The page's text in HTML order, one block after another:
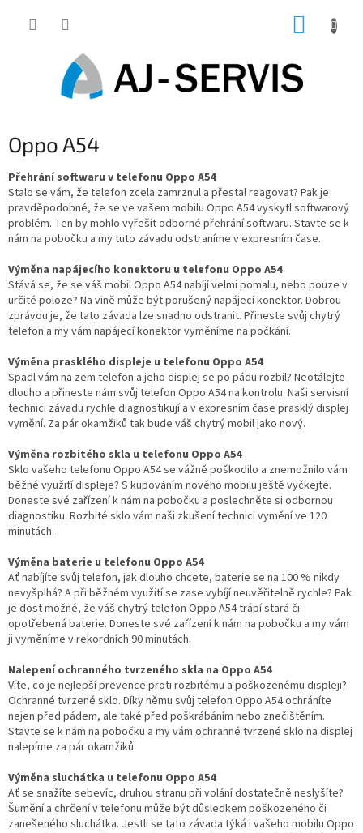
Oppo A54
Přehrání softwaru v telefonu Oppo A54
Stalo se vám, že telefon zcela zamrznul a přestal reagovat? Pak je
pravděpodobné, že se ve vašem mobilu Oppo A54 vyskytl softwarový
problém. Ten by mohlo vyřešit odborné přehrání softwaru. Stavte se k
nám na pobočku a my tuto závadu odstraníme v expresním čase.
Výměna napájecího konektoru u telefonu Oppo A54
Stává se, že se váš mobil Oppo A54 nabíjí velmi pomalu, nebo pouze v
určité poloze? Na vině může být porušený napájecí konektor. Dobrou
zprávou je, že tato závada lze snadno odstranit. Přineste svůj chytrý
telefon a my vám napájecí konektor vyměníme na počkání.
Výměna prasklého displeje u telefonu Oppo A54
Spadl vám na zem telefon a jeho displej se po pádu rozbil? Neotálejte
dlouho a přineste nám svůj telefon Oppo A54 na kontrolu. Naši servisní
technici závadu rychle diagnostikují a v expresním čase prasklý displej
vymění. Za pár okamžiků tak bude váš chytrý mobil jako nový.
Výměna rozbitého skla u telefonu Oppo A54
Sklo vašeho telefonu Oppo A54 se vážně poškodilo a znemožnilo vám
běžné využití displeje? S kupováním nového mobilu ještě vyčkejte.
Doneste své zařízení k nám na pobočku a poslechněte si odbornou
diagnostiku. Rozbité sklo vám naši zkušení technici vymění ve 120
minutách.
Výměna baterie u telefonu Oppo A54
Ať nabíjíte svůj telefon, jak dlouho chcete, baterie se na 100 % nikdy
nevyšplhá? A při běžném využití se zase vybíjí neuvěřitelně rychle? Pak
je dost možné, že váš chytrý telefon Oppo A54 trápí stará či
opotřebená baterie. Doneste své zařízení k nám na pobočku a my vám
ji vyměníme v rekordních 90 minutách.
Nalepení ochranného tvrzeného skla na Oppo A54
Víte, co je nejlepší prevence proti rozbitému a poškozenému displeji?
Ochranné tvrzené sklo. Díky němu svůj telefon Oppo A54 ochráníte
nejen před pádem, ale také před poškrábáním nebo znečištěním.
Stavte se k nám na pobočku a my vám ochranné tvrzené sklo na displej
nalepíme za pár okamžiků.
Výměna sluchátka u telefonu Oppo A54
Ať se snažíte sebevíc, druhou stranu při volání dostatečně neslyšíte?
Šumění a chrčení v telefonu může být důsledkem poškozeného či
zanešeného sluchátka. Jestli se tato závada týká i vašeho mobilu Oppo